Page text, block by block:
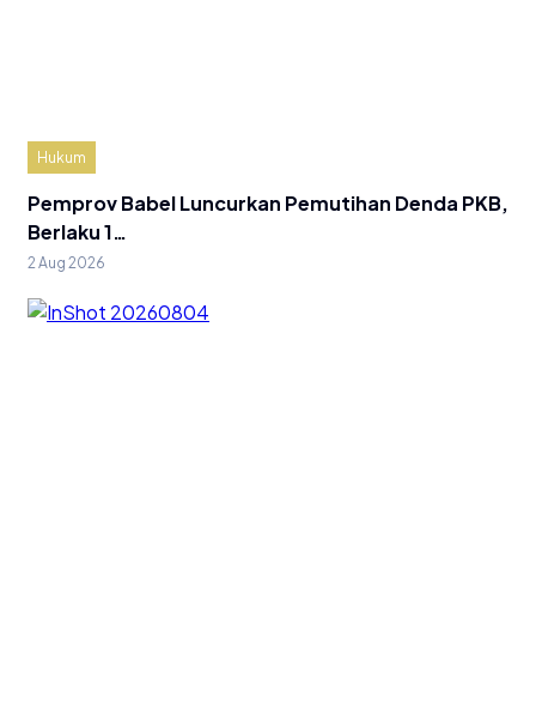
Hukum
Pemprov Babel Luncurkan Pemutihan Denda PKB,
Berlaku 1…
2 Aug 2026